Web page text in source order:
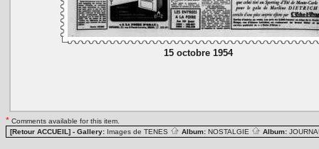
15 octobre 1954
* Comments available for this item.
[Retour ACCUEIL] - Gallery: Images de TENES Album: NOSTALGIE Album: